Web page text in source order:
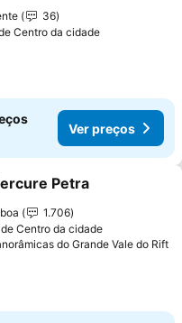
36
Centro da cidade
Ver preços
aos favoritos
Petra
1.706
Centro da cidade
do Grande Vale do Rift